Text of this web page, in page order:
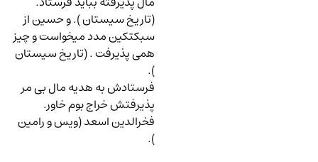
(تاریخ سیستان ). و حسین از
سبکتکین مدد میخواست و چیز
همی پذیرفت . (تاریخ سیستان
).
فرستادش به هدیه مال بی مر
پذیرفتش خراج بوم خاور.
فخرالدین اسعد (ویس و رامین
).